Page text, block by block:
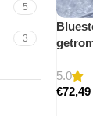
5
3
5.0
€72,49